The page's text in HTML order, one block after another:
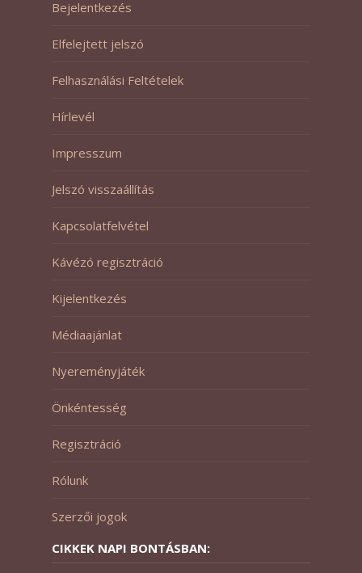
Bejelentkezés
Elfelejtett jelszó
Felhasználási Feltételek
Hírlevél
Impresszum
Jelszó visszaállítás
Kapcsolatfelvétel
Kávézó regisztráció
Kijelentkezés
Médiaajánlat
Nyereményjáték
Önkéntesség
Regisztráció
Rólunk
Szerzői jogok
CIKKEK NAPI BONTÁSBAN: